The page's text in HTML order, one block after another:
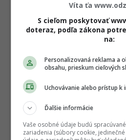
Víta ťa
S cieľom poskytovať
doteraz, podľa zákona
na:
Personalizovaná reklama a
obsahu, prieskum cieľových
Uchovávanie alebo prístup
Ďalšie informácie
Vaše osobné údaje budú
zariadenia (súbory cookie,